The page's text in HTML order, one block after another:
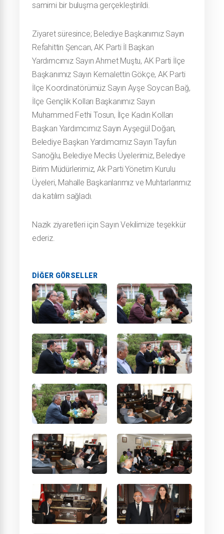
samimi bir buluşma gerçekleştirildi.
Ziyaret süresince; Belediye Başkanımız Sayın
Refahittin Şencan, AK Parti İl Başkan
Yardımcımız Sayın Ahmet Muştu, AK Parti İlçe
Başkanımız Sayın Kemalettin Gökçe, AK Parti
İlçe Koordinatörümüz Sayın Ayşe Soycan Bağ,
İlçe Gençlik Kolları Başkanımız Sayın
Muhammed Fethi Tosun, İlçe Kadın Kolları
Başkan Yardımcımız Sayın Ayşegül Doğan,
Belediye Başkan Yardımcımız Sayın Tayfun
Sarıoğlu, Belediye Meclis Üyelerimiz, Belediye
Birim Müdürlerimiz, Ak Parti Yönetim Kurulu
Üyeleri, Mahalle Başkanlarımız ve Muhtarlarımız
da katılım sağladı.
Nazik ziyaretleri için Sayın Vekilimize teşekkür
ederiz.
DIĞER GÖRSELLER